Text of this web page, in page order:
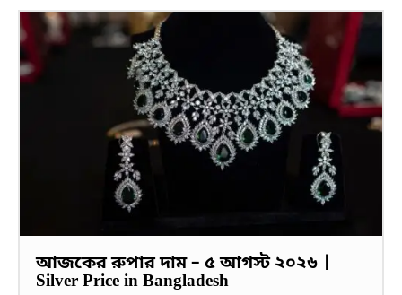
আজকের রুপার দাম – ৫ আগস্ট ২০২৬ |
Silver Price in Bangladesh